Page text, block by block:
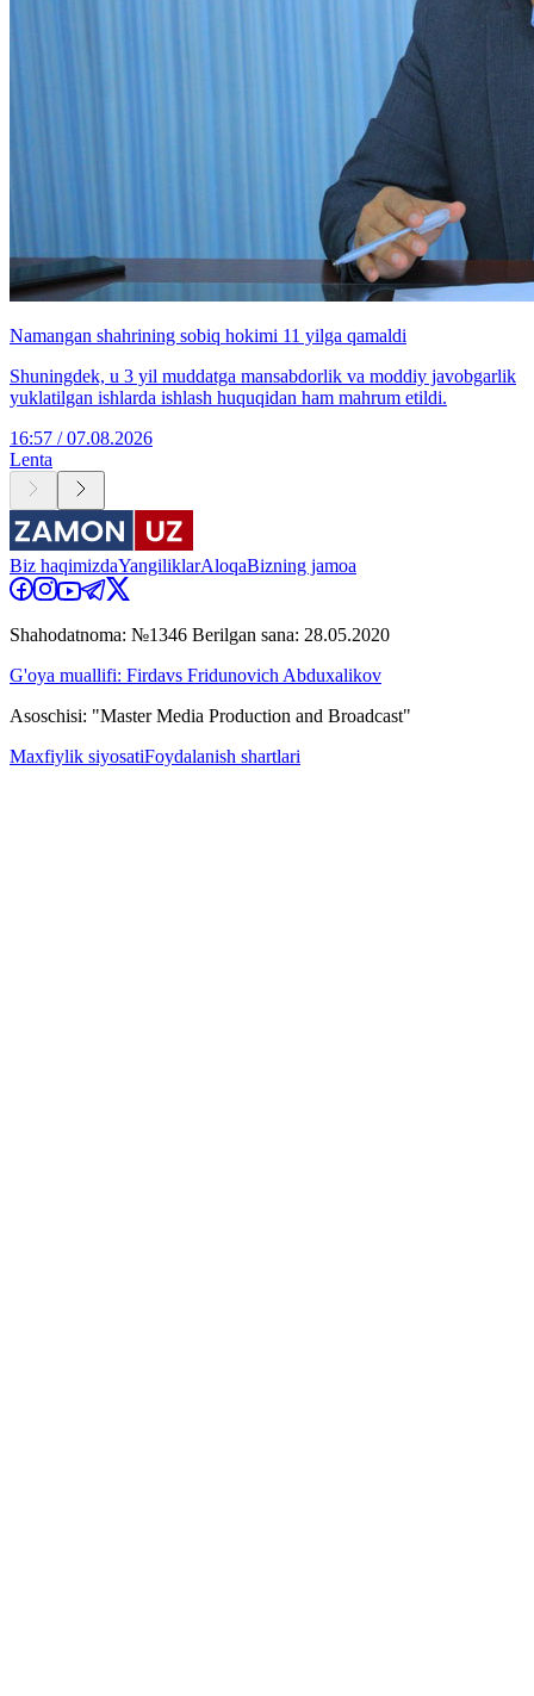
Namangan shahrining sobiq hokimi 11 yilga qamaldi
Shuningdek, u 3 yil muddatga mansabdorlik va moddiy javobgarlik
yuklatilgan ishlarda ishlash huquqidan ham mahrum etildi.
16:57 / 07.08.2026
Lenta
Biz haqimizdaYangiliklarAloqaBizning jamoa
Shahodatnoma: №1346 Berilgan sana: 28.05.2020
G'oya muallifi: Firdavs Fridunovich Abduxalikov
Asoschisi: "Master Media Production and Broadcast"
Maxfiylik siyosatiFoydalanish shartlari